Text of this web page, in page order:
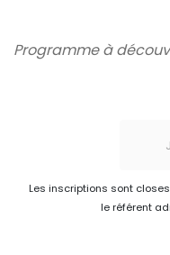
Programme à
Les inscriptions sont
le référent